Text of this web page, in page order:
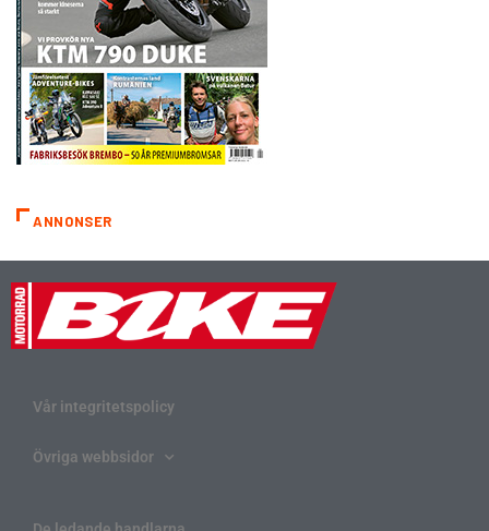
ANNONSER
Vår integritetspolicy
Övriga webbsidor